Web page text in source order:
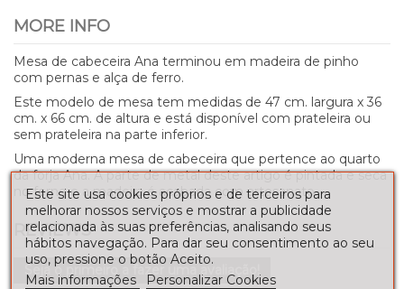
MORE INFO
Mesa de cabeceira Ana terminou em madeira de pinho
com pernas e alça de ferro.
Este modelo de mesa tem medidas de 47 cm. largura x 36
cm. x 66 cm. de altura e está disponível com prateleira ou
sem prateleira na parte inferior.
Uma moderna mesa de cabeceira que pertence ao quarto
da forja Ana. A parte de metal deste artigo é pintada e seca
no forno e a madeira é acabada com artesanato.
REVIEWS
Seja o primeiro a fazer uma avaliação!
Este site usa cookies próprios e de terceiros para
melhorar nossos serviços e mostrar a publicidade
relacionada às suas preferências, analisando seus
hábitos navegação. Para dar seu consentimento ao seu
uso, pressione o botão Aceito.
Mais informações
Personalizar Cookies